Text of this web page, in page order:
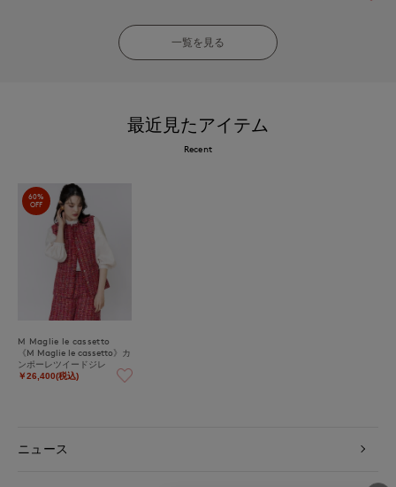
一覧を見る
最近見たアイテム
Recent
60%
OFF
M Maglie le cassetto
《M Maglie le cassetto》カ
ンポーレツイードジレ
￥26,400(税込)
ニュース